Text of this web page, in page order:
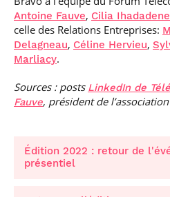
Antoine Fauve, Cilia Ihadadene
celle des Relations Entreprises:
Delagneau, Céline Hervieu,
Marliacy.
Sources : posts LinkedIn de
Fauve, président de
Édition 2022 : retour de
présentiel